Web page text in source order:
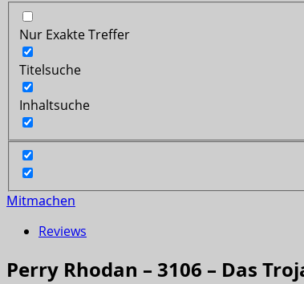
Nur Exakte Treffer
Titelsuche
Inhaltsuche
Mitmachen
Reviews
Perry Rhodan – 3106 – Das